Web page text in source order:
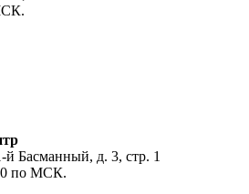
й Басманный, д. 3, стр. 1
по МСК.